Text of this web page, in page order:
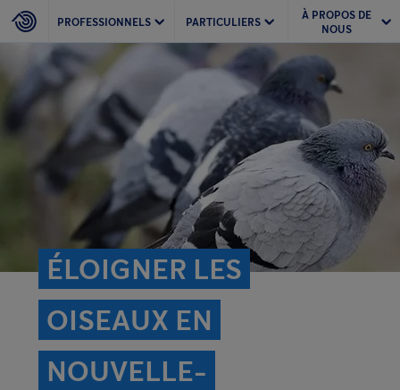
PROFESSIONNELS PARTICULIERS
À PROPOS DE
NOUS
ÉLOIGNER LES
OISEAUX EN
NOUVELLE-